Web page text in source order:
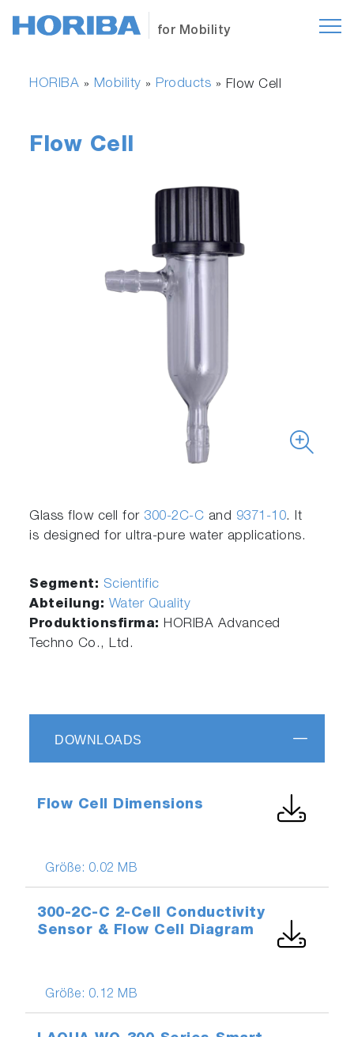
for Mobility
HORIBA » Mobility » Products » Flow Cell
Flow Cell
Glass flow cell for 300-2C-C and 9371-10. It
is designed for ultra-pure water applications.
Segment: Scientific
Abteilung: Water Quality
Produktionsfirma:HORIBA Advanced
Techno Co., Ltd.
DOWNLOADS
Größe: 0.02 MB
Flow Cell Dimensions
Größe: 0.12 MB
300-2C-C 2-Cell Conductivity
Sensor & Flow Cell Diagram